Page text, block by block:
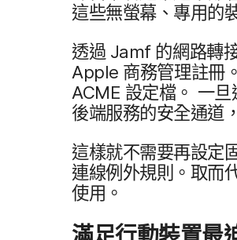
這些​無螢幕、​專用​的​
透過 Jamf 的​網路​轉
Apple 商務​管理​註冊。
ACME 設定檔。 一旦​
後端​服務​的​安全​通道
這樣​就​不​需要​再​設定​
連線​例​外​規則。​取​而​
使用。
滿足​行動​裝置​最